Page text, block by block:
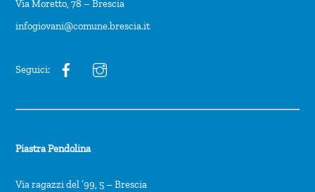
Via Moretto, 78 – Brescia
infogiovani@comune.brescia.it
Seguici:
Piastra Pendolina
Via ragazzi del ’99, 5 – Brescia